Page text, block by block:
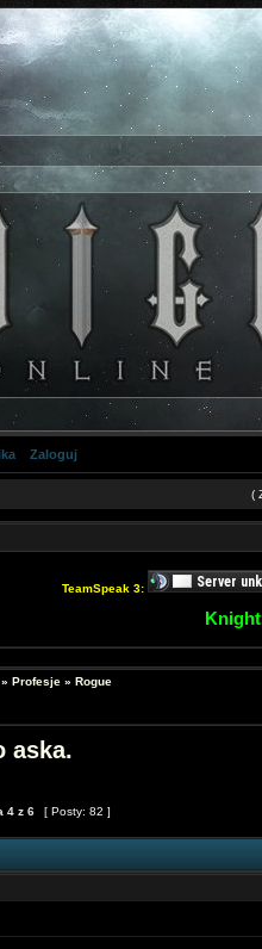
Zaloguj
(
TeamSpeak 3:
» Profesje » Rogue
aska.
4 z 6 [ Posty: 82 ]